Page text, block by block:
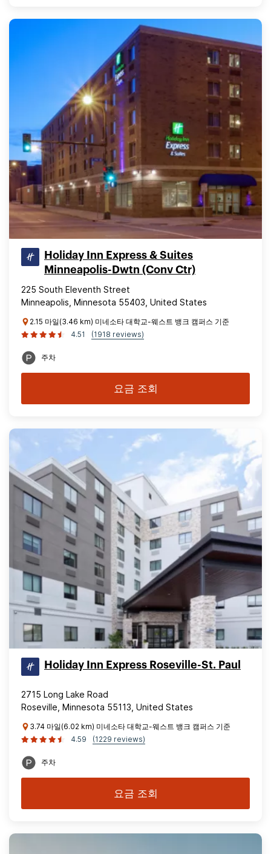
Holiday Inn Express & Suites
Minneapolis-Dwtn (Conv Ctr)
225 South Eleventh Street
Minneapolis, Minnesota 55403, United States
2.15 마일(3.46 km) 미네소타 대학교-웨스트 뱅크 캠퍼스 기준
4.51
(1918 reviews)
주차
요금 조회
Holiday Inn Express Roseville-St. Paul
2715 Long Lake Road
Roseville, Minnesota 55113, United States
3.74 마일(6.02 km) 미네소타 대학교-웨스트 뱅크 캠퍼스 기준
4.59
(1229 reviews)
주차
요금 조회